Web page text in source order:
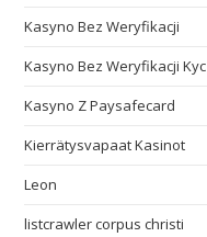
Kasyno Bez Weryfikacji
Kasyno Bez Weryfikacji Kyc
Kasyno Z Paysafecard
Kierrätysvapaat Kasinot
Leon
listcrawler corpus christi